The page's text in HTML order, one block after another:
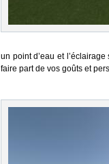
un point d’eau et
faire part de vos goûts et